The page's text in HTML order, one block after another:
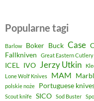
Popularne tagi
Barlow Boker Buck Case
Fallkniven Great Eastern Cutlery
ICEL IVO Jerzy Utkin
Lone Wolf Knives
MAM
polskie noże Portuguese
Scout knife SICO Sod Buster